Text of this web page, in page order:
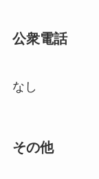
公衆電話
なし
その他